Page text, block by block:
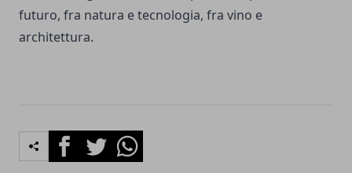
futuro, fra natura e tecnologia, fra vino e
architettura.
FacebookTwitterWhatsapp